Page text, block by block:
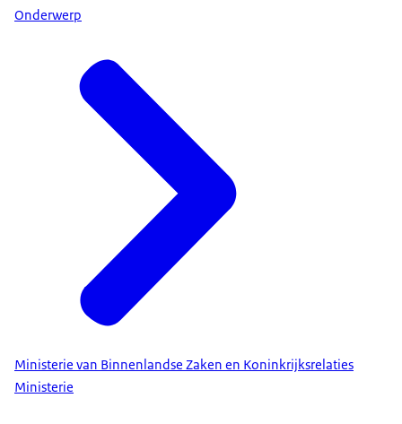
Onderwerp
Ministerie van Binnenlandse Zaken en Koninkrijksrelaties
Ministerie